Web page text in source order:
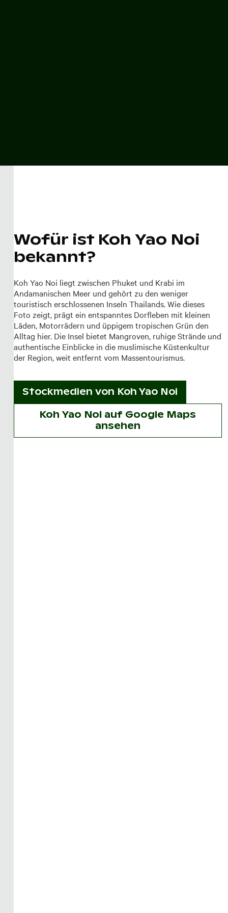
Wofür ist Koh Yao Noi
bekannt?
Koh Yao Noi liegt zwischen Phuket und Krabi im
Andamanischen Meer und gehört zu den weniger
touristisch erschlossenen Inseln Thailands. Wie dieses
Foto zeigt, prägt ein entspanntes Dorfleben mit kleinen
Läden, Motorrädern und üppigem tropischen Grün den
Alltag hier. Die Insel bietet Mangroven, ruhige Strände und
authentische Einblicke in die muslimische Küstenkultur
der Region, weit entfernt vom Massentourismus.
Stockmedien von Koh Yao Noi
Koh Yao Noi auf Google Maps
ansehen